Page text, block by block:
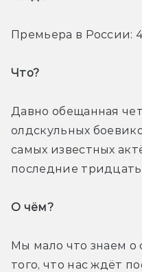
Премьера в России:
Что?
Давно обещанная
олдскульных
самых известных
последние тридцать
О чём?
Мы мало что знаем
того, что нас ждёт